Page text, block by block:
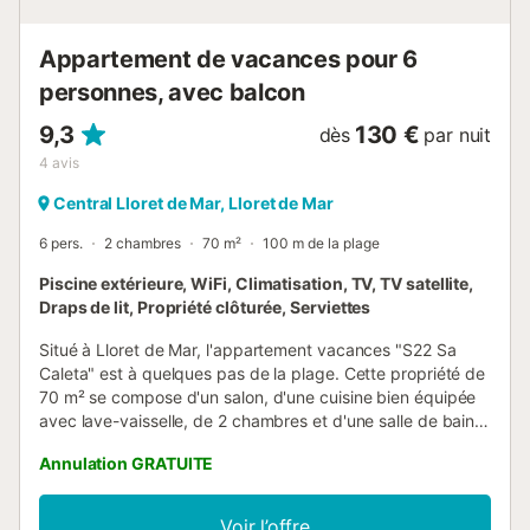
Appartement de vacances pour 6
personnes, avec balcon
9,3
4 avis
dès 130 € par nuit
Central Lloret de Mar, Lloret de Mar
6 pers. 2 chambres 70 m² 100 m de la plage
Piscine extérieure, WiFi, Climatisation, TV, TV satellite,
Draps de lit, Propriété clôturée, Serviettes
Situé à Lloret de Mar, l'appartement vacances "S22 Sa
Caleta" est à quelques pas de la plage. Cette propriété de
70 m² se compose d'un salon, d'une cuisine bien équipée
avec lave-vaisselle, de 2 chambres et d'une salle de bain
supplémentaires comprennent le Wi-Fi haut débit (adapté
aux appels vidéo) avec un espace travail dédié pour le
télétravail, la télévision satellite, la climatisation ainsi qu'une
Annulation GRATUITE